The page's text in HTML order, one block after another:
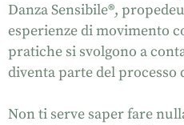
Danza Sensibile®,
esperienze di movimento
pratiche si svolgono a
diventa parte del processo
Non ti serve saper fare